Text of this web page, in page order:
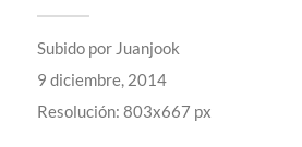
Subido por Juanjook
9 diciembre, 2014
Resolución: 803x667 px